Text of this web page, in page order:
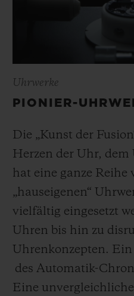
Uhrwerke
PIONIER-
Die „Kunst der
Herzen der Uhr,
hat eine ganze Reihe
„hauseigenen“
vielfältig eingesetzt
Uhren bis hin zu
Uhrenkonzepten.
des Automatik-
Eine